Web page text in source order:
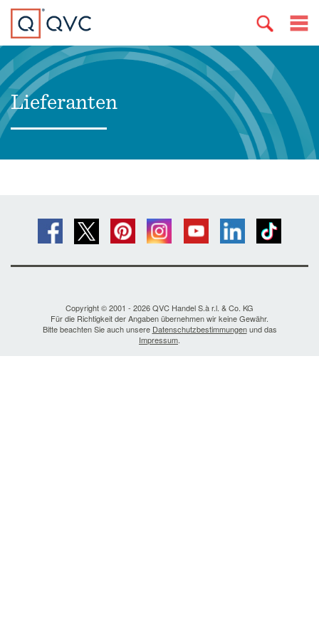
Lieferanten
Copyright © 2001 - 2026 QVC Handel S.à r.l. & Co. KG
Für die Richtigkeit der Angaben übernehmen wir keine Gewähr.
Bitte beachten Sie auch unsere Datenschutzbestimmungenund das
Impressum.